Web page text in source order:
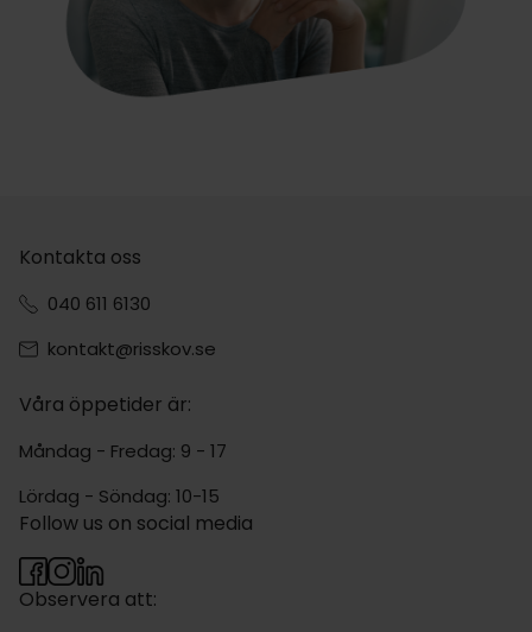
Kontakta oss
040 611 6130
kontakt@risskov.se
Våra öppetider är:
Måndag - Fredag: 9 - 17
Lördag - Söndag: 10-15
Observera att:
Follow us on social media